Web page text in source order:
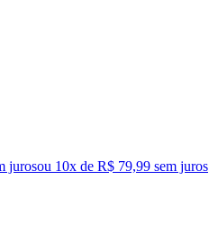
jurosou 10x de R$ 79,99 sem juros